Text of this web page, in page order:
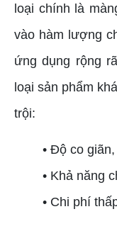
loại chính là
vào hàm lượng
ứng dụng rộng
loại sản phẩm
trội:
• Độ co
• Khả năng
• Chi phí